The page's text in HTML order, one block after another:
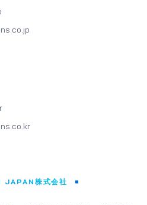
JAPAN株式会社